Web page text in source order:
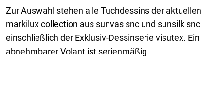
Zur Auswahl stehen alle Tuchdessins der aktuellen
markilux collection aus sunvas snc und sunsilk snc
einschließlich der Exklusiv-Dessinserie visutex. Ein
abnehmbarer Volant ist serienmäßig.